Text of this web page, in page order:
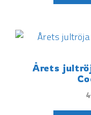
Årets